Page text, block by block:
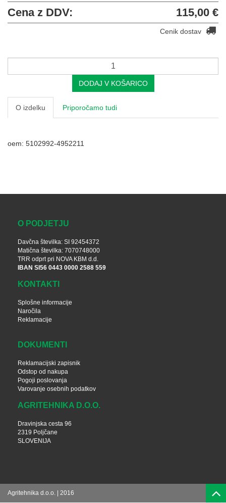
Cena z DDV: 115,00 €
Cenik dostav
DODAJ V KOŠARICO
O izdelku Priporočamo tudi
oem: 5102992-4952211
O PODJETJU
Davčna številka: SI 92454372
Matična številka: 7070748000
TRR odprt pri NOVA KBM d.d.
IBAN SI56 0443 0000 2588 559
KONTAKTI
Splošne informacije
Naročila
Reklamacije
DOKUMENTI
Reklamacijski zapisnik
Odstop od nakupa
Pogoji poslovanja
Varovanje osebnih podatkov
AGRITEHNIKA D.O.O.
Dravinjska cesta 96
2319 Poljčane
SLOVENIJA
Agritehnika d.o.o. | 2016